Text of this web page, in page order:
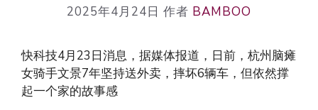
2025年4月24日 作者 BAMBOO
快科技4月23日消息，据媒体报道，日前，杭州脑瘫
女骑手文景7年坚持送外卖，摔坏6辆车，但依然撑
起一个家的故事感